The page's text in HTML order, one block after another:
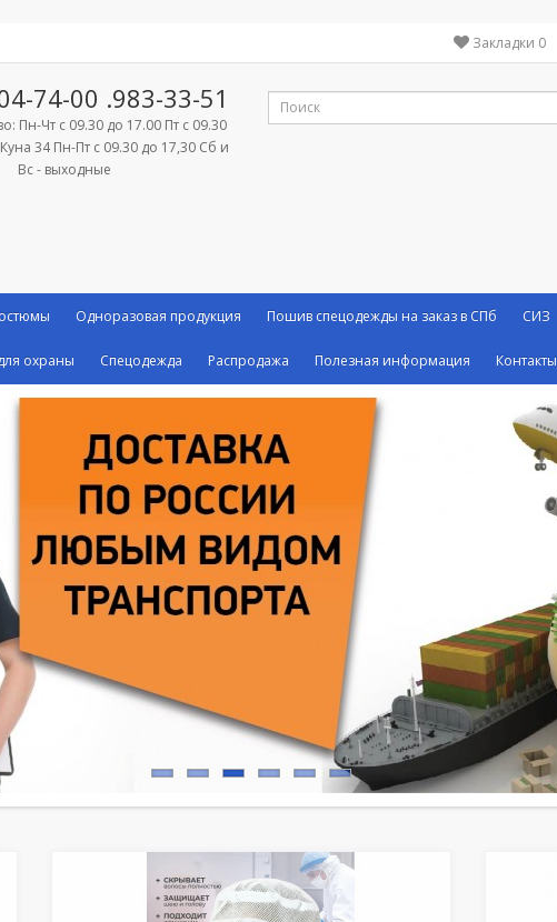
Закладки 0
74-00 .983-33-51
Пн-Чт с 09.30 до 17.00 Пт с 09.30
34 Пн-Пт с 09.30 до 17,30 Сб и
Вс - выходные
Одноразовая продукция Пошив спецодежды на заказ в СПб СИЗ
охраны Спецодежда Распродажа Полезная информация Контакты